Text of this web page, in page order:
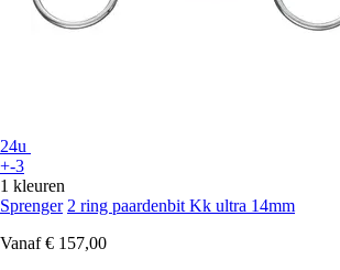
24u
+-3
1 kleuren
Sprenger 2 ring paardenbit Kk ultra 14mm
Vanaf € 157,00